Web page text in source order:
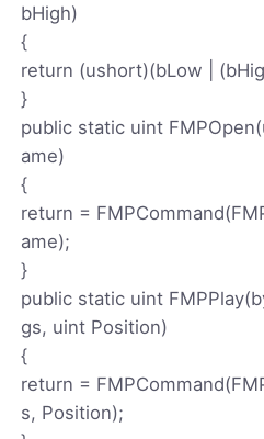
bHigh)
{
return (ushort)(bLow |
}
public static uint
ame)
{
return =
ame);
}
public static uint
gs, uint Position)
{
return =
s, Position);